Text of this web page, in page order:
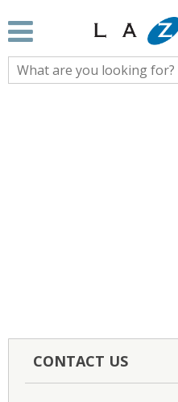
CONTACT US